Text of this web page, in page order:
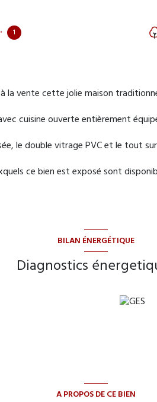
1
la vente cette jolie maison
cuisine ouverte entièrement
le double vitrage PVC et le tout
ce bien est exposé sont
BILAN ÉNERGÉTIQUE
Diagnostics
A PROPOS DE CE BIEN